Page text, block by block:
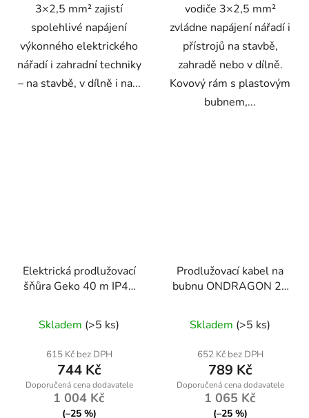
3×2,5 mm² zajistí
spolehlivé napájení
výkonného elektrického
nářadí i zahradní techniky
– na stavbě, v dílně i na...
vodiče 3×2,5 mm²
zvládne napájení nářadí i
přístrojů na stavbě,
zahradě nebo v dílně.
Kovový rám s plastovým
bubnem,...
Elektrická prodlužovací
šňůra Geko 40 m IP44
Skladem (>5 ks)
615 Kč bez DPH
744 Kč
1 004 Kč
(–25 %)
Prodlužovací kabel na
bubnu ONDRAGON 25
hodnocení
produktu
je
4,0
z
Skladem (>5 ks)
652 Kč bez DPH
789 Kč
1 065 Kč
(–25 %)